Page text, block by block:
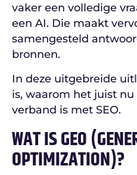
vaker een volledige
een AI. Die maakt
samengesteld
bronnen.
In deze uitgebreide
is, waarom het juist
verband is met SEO.
WAT IS GEO
OPTIMIZATION)?